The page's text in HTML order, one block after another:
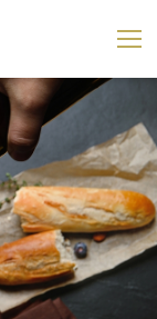
展開